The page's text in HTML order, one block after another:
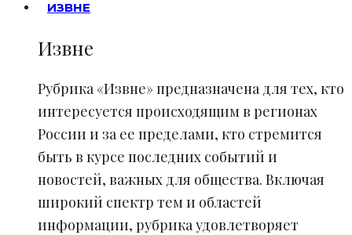
ИЗВНЕ
Извне
Рубрика «Извне» предназначена для тех, кто
интересуется происходящим в регионах
России и за ее пределами, кто стремится
быть в курсе последних событий и
новостей, важных для общества. Включая
широкий спектр тем и областей
информации, рубрика удовлетворяет